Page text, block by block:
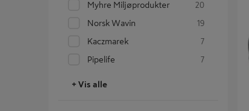
Myhre Miljøprodukter 20
Norsk Wavin 19
Kaczmarek 7
Pipelife 7
+ Vis alle